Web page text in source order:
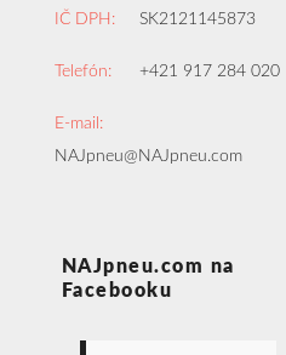
IČ DPH: SK2121145873
Telefón: +421 917 284 020
E-mail:
NAJpneu@NAJpneu.com
NAJpneu.com na
Facebooku